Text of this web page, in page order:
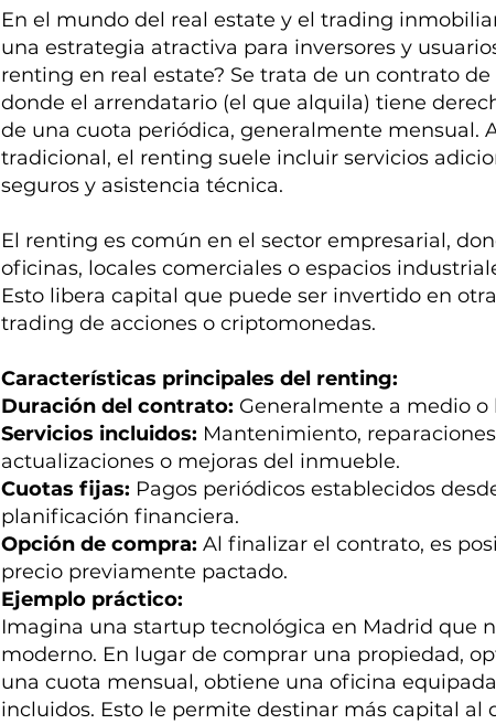
En el mundo del real estate y el trading
una estrategia atractiva para inversores y
renting en real estate? Se trata de un contrato
donde el arrendatario (el que alquila) tiene
de una cuota periódica, generalmente mensual.
tradicional, el renting suele incluir servicios
seguros y asistencia técnica.
El renting es común en el sector empresarial,
oficinas, locales comerciales o espacios
Esto libera capital que puede ser invertido en
trading de acciones o criptomonedas.
Características principales del renting:
Duración del contrato: Generalmente a medio o
Servicios incluidos: Mantenimiento,
actualizaciones o mejoras del inmueble.
Cuotas fijas: Pagos periódicos establecidos
planificación financiera.
Opción de compra: Al finalizar el contrato, es
precio previamente pactado.
Ejemplo práctico:
Imagina una startup tecnológica en Madrid que
moderno. En lugar de comprar una propiedad,
una cuota mensual, obtiene una oficina
incluidos. Esto le permite destinar más capital al